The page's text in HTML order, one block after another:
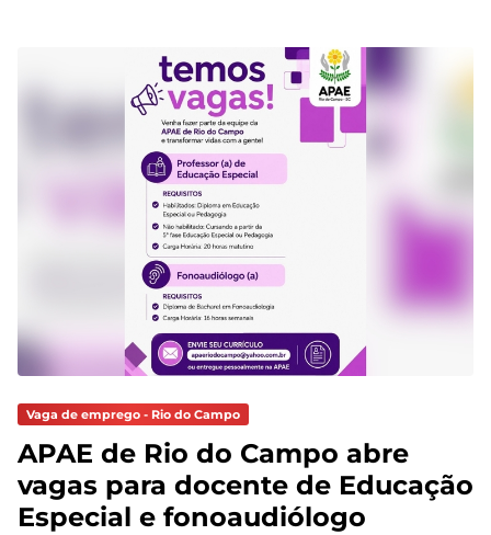
Vaga de emprego - Rio do Campo
APAE de Rio do Campo abre
vagas para docente de Educação
Especial e fonoaudiólogo